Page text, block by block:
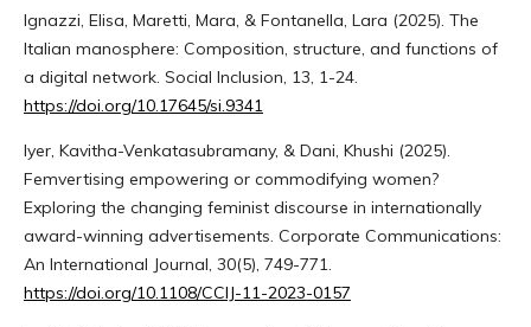
Ignazzi, Elisa, Maretti, Mara, & Fontanella, Lara (2025). The
Italian manosphere: Composition, structure, and functions of
a digital network. Social Inclusion, 13, 1-24.
https://doi.org/10.17645/si.9341
Iyer, Kavitha-Venkatasubramany, & Dani, Khushi (2025).
Femvertising empowering or commodifying women?
Exploring the changing feminist discourse in internationally
award-winning advertisements. Corporate Communications:
An International Journal, 30(5), 749-771.
https://doi.org/10.1108/CCIJ-11-2023-0157